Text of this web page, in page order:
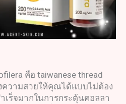
คือ taiwanese thread
ความสวยให้คุณได้แบบไม่ต้อง
ร็จมากในการกระตุ้นคอลลา